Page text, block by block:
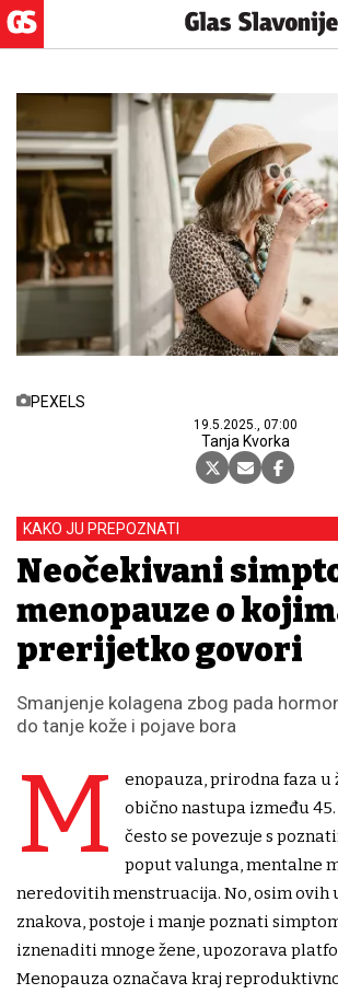
PEXELS
19.5.2025., 07:00
Tanja Kvorka
KAKO JU PREPOZNATI
Neočekivani
menopauze o
prerijetko govori
Smanjenje kolagena zbog pada
do tanje kože i pojave bora
M
enopauza, prirodna faza u
obično nastupa između 45.
često se povezuje s
poput valunga, mentalne
neredovitih menstruacija. No, osim ovih
znakova, postoje i manje poznati
iznenaditi mnoge žene, upozorava
Menopauza označava kraj